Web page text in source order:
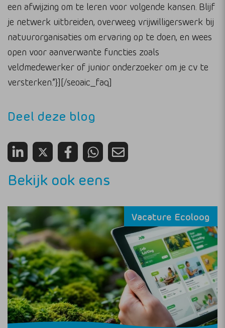
een afwijzing om te leren voor volgende kansen. Blijf
je netwerk uitbreiden, overweeg vrijwilligerswerk bij
natuurorganisaties om ervaring op te doen, en wees
open voor aanverwante functies zoals
veldmedewerker of junior onderzoeker om je cv te
versterken.”}][/seoaic_faq]
Deel deze blog
Bekijk ook eens
Vacature Ecoloog